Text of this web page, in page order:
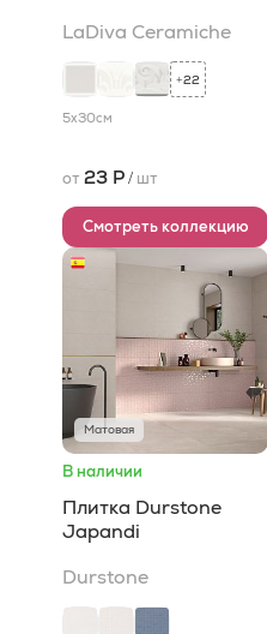
LaDiva Сeramiche
+22
5x30см
от 23 Р/ шт
Смотреть коллекцию
Матовая
В наличии
Плитка Durstone
Japandi
Durstone